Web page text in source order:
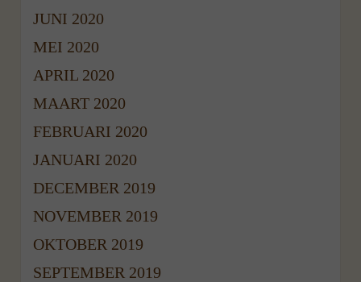
JUNI 2020
MEI 2020
APRIL 2020
MAART 2020
FEBRUARI 2020
JANUARI 2020
DECEMBER 2019
NOVEMBER 2019
OKTOBER 2019
SEPTEMBER 2019